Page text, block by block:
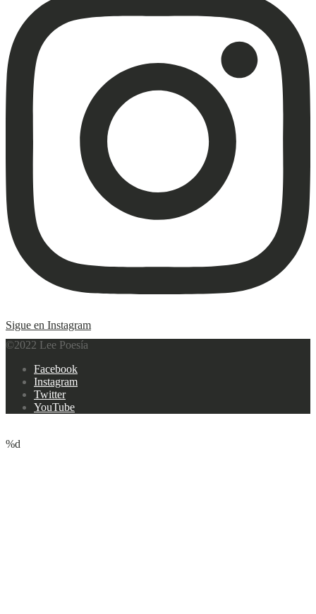
Sigue en Instagram
©2022 Lee Poesía
Footer
navigation
Facebook
Instagram
Twitter
YouTube
%d